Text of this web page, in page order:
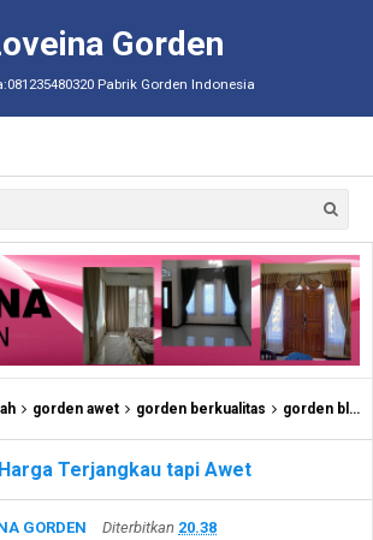
Gorden
Pabrik Gorden Indonesia
gorden awet gorden berkualitas gorden blackout
Terjangkau tapi Awet
GORDEN Diterbitkan 20.38